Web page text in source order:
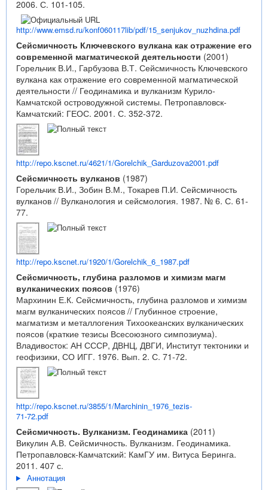
2006. С. 101-105.
http://www.emsd.ru/konf060117lib/pdf/15_senjukov_nuzhdina.pdf
Сейсмичность Ключевского вулкана как отражение его
современной магматической деятельности (2001)
Горельчик В.И., Гарбузова В.Т. Сейсмичность Ключевского
вулкана как отражение его современной магматической
деятельности // Геодинамика и вулканизм Курило-
Камчатской островодужной системы. Петропавловск-
Камчатский: ГЕОС. 2001. С. 352-372.
http://repo.kscnet.ru/4621/1/Gorelchik_Garduzova2001.pdf
Сейсмичность вулканов (1987)
Горельчик В.И., Зобин В.М., Токарев П.И. Сейсмичность
вулканов // Вулканология и сейсмология. 1987. № 6. С. 61-
77.
http://repo.kscnet.ru/1920/1/Gorelchik_6_1987.pdf
Сейсмичность, глубина разломов и химизм магм
вулканических поясов (1976)
Мархинин Е.К. Сейсмичность, глубина разломов и химизм
магм вулканических поясов // Глубинное строение,
магматизм и металлогения Тихоокеанских вулканических
поясов (краткие тезисы Всесоюзного симпозиума).
Владивосток: АН СССР, ДВНЦ, ДВГИ, Институт тектоники и
геофизики, СО ИГГ. 1976. Вып. 2. С. 71-72.
http://repo.kscnet.ru/3855/1/Marchinin_1976_tezis-
71-72.pdf
Сейсмичность. Вулканизм. Геодинамика (2011)
Викулин А.В. Сейсмичность. Вулканизм. Геодинамика.
Петропавловск-Камчатский: КамГУ им. Витуса Беринга.
2011. 407 с.
Аннотация